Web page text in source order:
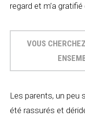
regard et m’a
VOUS
Les parents, un peu
été rassurés et